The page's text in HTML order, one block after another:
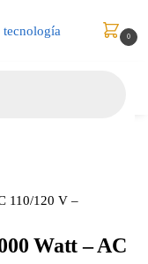
0
110/120 V –
Watt – AC